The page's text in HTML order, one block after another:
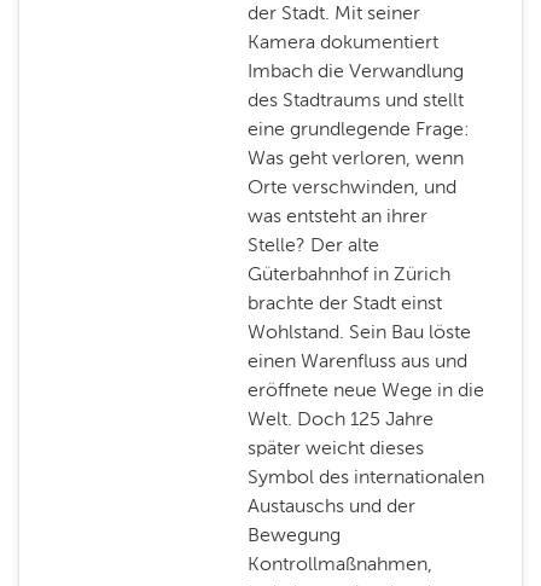
der Stadt. Mit seiner
Kamera dokumentiert
Imbach die Verwandlung
des Stadtraums und stellt
eine grundlegende Frage:
Was geht verloren, wenn
Orte verschwinden, und
was entsteht an ihrer
Stelle? Der alte
Güterbahnhof in Zürich
brachte der Stadt einst
Wohlstand. Sein Bau löste
einen Warenfluss aus und
eröffnete neue Wege in die
Welt. Doch 125 Jahre
später weicht dieses
Symbol des internationalen
Austauschs und der
Bewegung
Kontrollmaßnahmen,